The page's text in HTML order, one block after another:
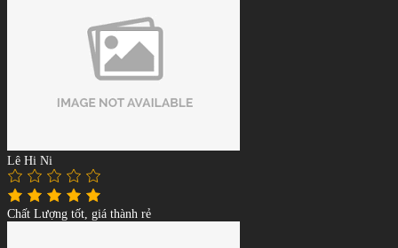
Lê Hi Ni
Chất Lượng tốt, giá thành rẻ